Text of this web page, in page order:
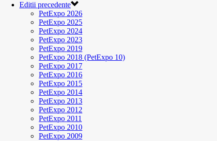
Editii precedente
PetExpo 2026
PetExpo 2025
PetExpo 2024
PetExpo 2023
PetExpo 2019
PetExpo 2018 (PetExpo 10)
PetExpo 2017
PetExpo 2016
PetExpo 2015
PetExpo 2014
PetExpo 2013
PetExpo 2012
PetExpo 2011
PetExpo 2010
PetExpo 2009